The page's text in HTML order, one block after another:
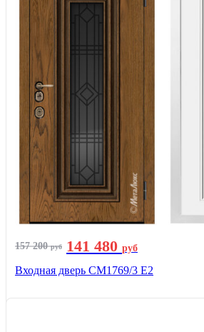
157 200руб 141 480 руб
Входная дверь СМ1769/3 Е2